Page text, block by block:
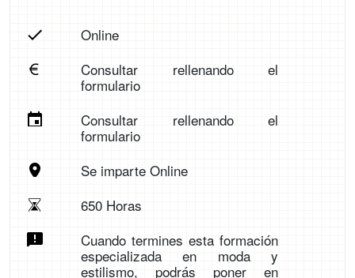
Online
Consultar rellenando el
formulario
Consultar rellenando el
formulario
Se imparte Online
650 Horas
Cuando termines esta formación
especializada en moda y
estilismo, podrás poner en